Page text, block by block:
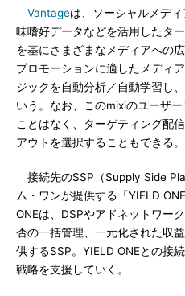
Vantageは、ソーシャルメデ
味嗜好データなどを活用したタ
を基にさまざまなメディアへの
プロモーションに適したメディ
ジックを自動分析／自動学習し
いう。なお、このmixiのユーザ
ことはなく、ターゲティング配
アウトを選択することもできる。
接続先のSSP（Supply Side
ム・ワンが提供する「YIELD
ONEは、DSPやアドネットワー
否の一括管理、一元化された収
供するSSP。YIELD ONEとの接
戦略を支援していく。